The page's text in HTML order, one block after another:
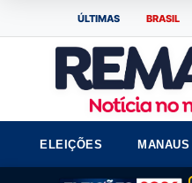
ÚLTIMAS BRASIL
ELEIÇÕES MANAUS